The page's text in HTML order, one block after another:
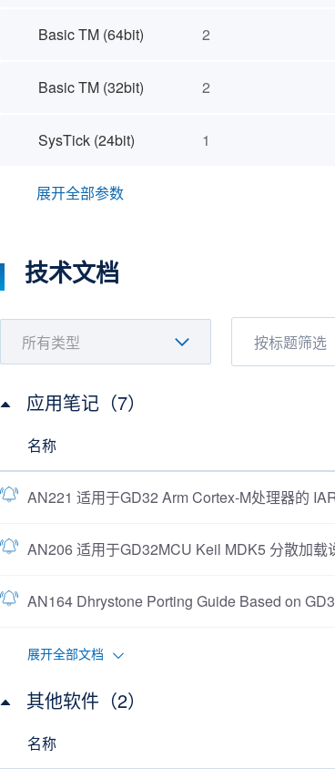
Basic TM (64bit) 2
Basic TM (32bit) 2
SysTick (24bit) 1
展开全部参数
技术文档
应用笔记（7）
名称
AN221 适用于GD32 Arm Cortex-M处理器的
AN206 适用于GD32MCU Keil MDK5 分散加载
AN164 Dhrystone Porting Guide Based on
展开全部文档
其他软件（2）
名称